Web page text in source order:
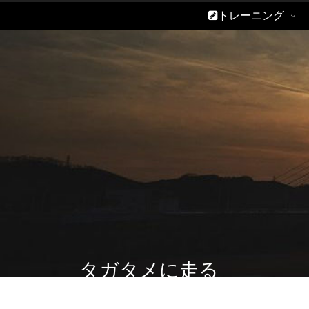
タガタメに走る
トレーニング